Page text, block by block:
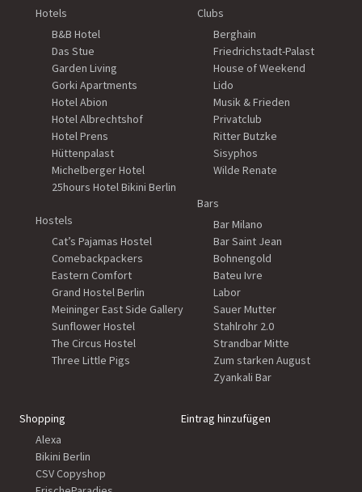
Hotels
B&B Hotel
Das Stue
Garden Living
Gorki Apartments
Hotel Abion
Hotel Albrechtshof
Hotel Prens
Hüttenpalast
Michelberger Hotel
25hours Hotel Bikini Berlin
Hostels
Cat’s Pajamas Hostel
Comebackpackers
Eastern Comfort
Grand Hostel Berlin
Meininger East Side Gallery
Sunflower Hostel
The Circus Hostel
Three Little Pigs
Clubs
Berghain
Friedrichstadt-Palast
House of Weekend
Lido
Musik & Frieden
Privatclub
Ritter Butzke
Sisyphos
Wilde Renate
Bars
Bar Milano
Bar Saint Jean
Bohnengold
Bateu Ivre
Labor
Sauer Mutter
Stahlrohr 2.0
Strandbar Mitte
Zum starken August
Zyankali Bar
Shopping
Alexa
Bikini Berlin
CSV Copyshop
Eintrag hinzufügen